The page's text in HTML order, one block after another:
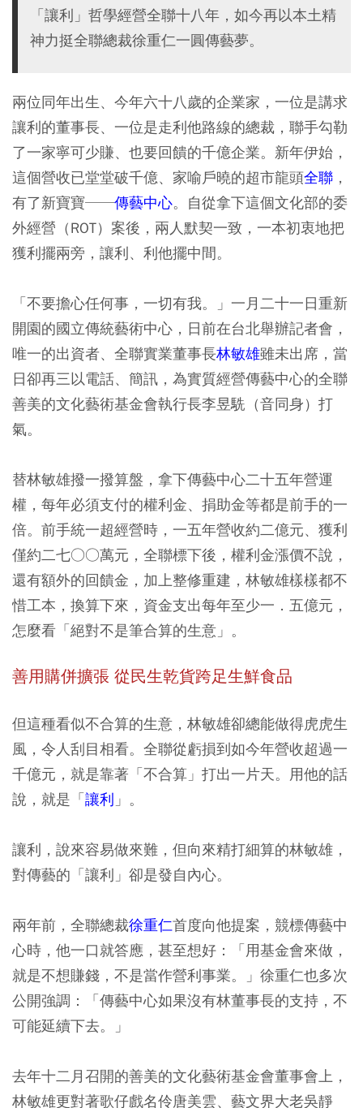
「讓利」哲學經營全聯十八年，如今再以本土精
神力挺全聯總裁徐重仁一圓傳藝夢。
兩位同年出生、今年六十八歲的企業家，一位是講求
讓利的董事長、一位是走利他路線的總裁，聯手勾勒
了一家寧可少賺、也要回饋的千億企業。新年伊始，
這個營收已堂堂破千億、家喻戶曉的超市龍頭全聯 ，
有了新寶寶──傳藝中心。自從拿下這個文化部的委
外經營（ROT）案後，兩人默契一致，一本初衷地把
獲利擺兩旁，讓利、利他擺中間。
「不要擔心任何事，一切有我。」一月二十一日重新
開園的國立傳統藝術中心，日前在台北舉辦記者會，
唯一的出資者、全聯實業董事長林敏雄雖未出席，當
日卻再三以電話、簡訊，為實質經營傳藝中心的全聯
善美的文化藝術基金會執行長李昱駪（音同身）打
氣。
替林敏雄撥一撥算盤，拿下傳藝中心二十五年營運
權，每年必須支付的權利金、捐助金等都是前手的一
倍。前手統一超經營時，一五年營收約二億元、獲利
僅約二七○○萬元，全聯標下後，權利金漲價不說，
還有額外的回饋金，加上整修重建，林敏雄樣樣都不
惜工本，換算下來，資金支出每年至少一．五億元，
怎麼看「絕對不是筆合算的生意」。
善用購併擴張 從民生乾貨跨足生鮮食品
但這種看似不合算的生意，林敏雄卻總能做得虎虎生
風，令人刮目相看。全聯從虧損到如今年營收超過一
千億元，就是靠著「不合算」打出一片天。用他的話
說，就是「讓利 」。
讓利，說來容易做來難，但向來精打細算的林敏雄，
對傳藝的「讓利」卻是發自內心。
兩年前，全聯總裁徐重仁首度向他提案，競標傳藝中
心時，他一口就答應，甚至想好：「用基金會來做，
就是不想賺錢，不是當作營利事業。」徐重仁也多次
公開強調：「傳藝中心如果沒有林董事長的支持，不
可能延續下去。」
去年十二月召開的善美的文化藝術基金會董事會上，
林敏雄更對著歌仔戲名伶唐美雲、藝文界大老吳靜